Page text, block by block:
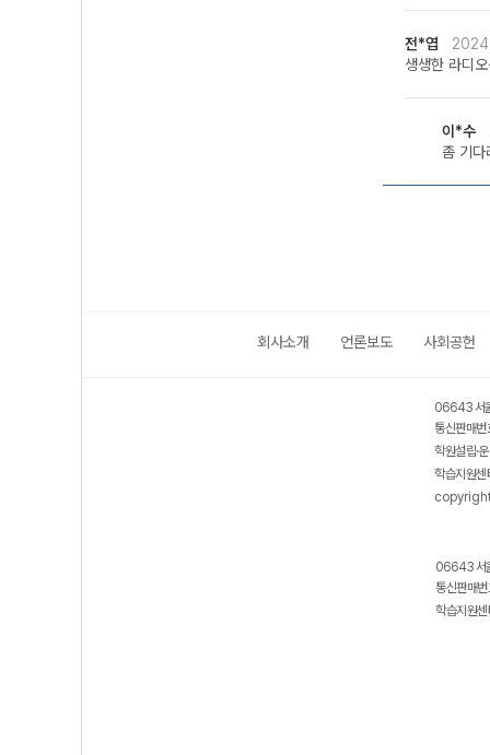
전*엽
생생한 라디
이*수
좀 기
회사소개 언론보도 사회공헌
06643 서
통신판매
학원설립·
학습지원
06643 서
통신판매
학습지원